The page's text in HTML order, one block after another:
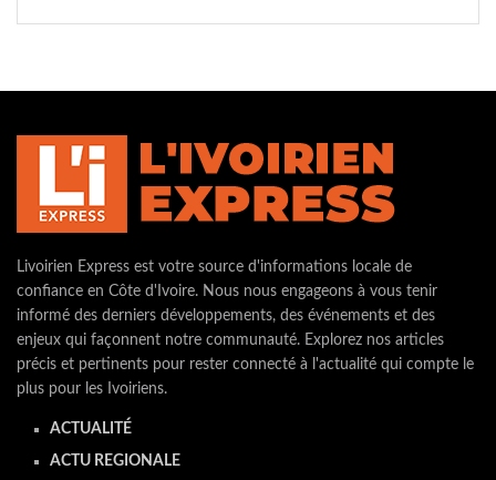
Livoirien Express est votre source d'informations locale de
confiance en Côte d'Ivoire. Nous nous engageons à vous tenir
informé des derniers développements, des événements et des
enjeux qui façonnent notre communauté. Explorez nos articles
précis et pertinents pour rester connecté à l'actualité qui compte le
plus pour les Ivoiriens.
ACTUALITÉ
ACTU REGIONALE